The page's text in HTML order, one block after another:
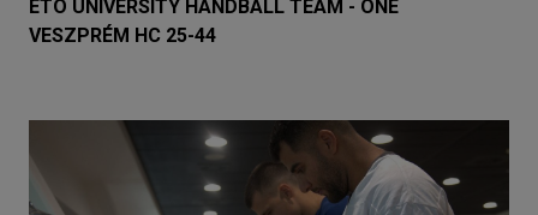
ETO UNIVERSITY HANDBALL TEAM - ONE
VESZPRÉM HC 25-44